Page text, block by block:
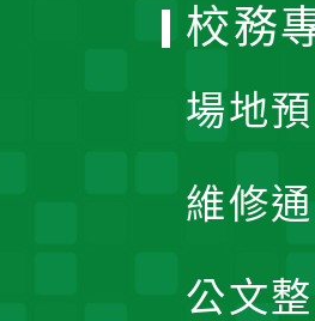
校務
場地
維修
公文